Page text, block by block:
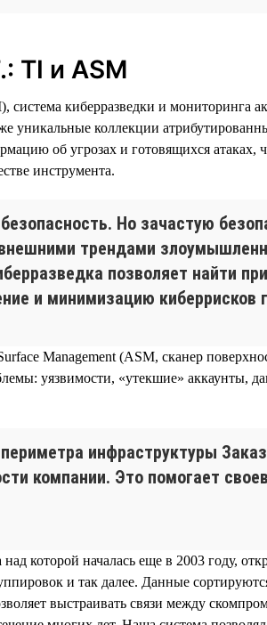
TI и ASM
киберразведки и
уникальные коллекции
об угрозах и готовящихся
инструмента.
Но зачастую
трендами
позволяет найти
и минимизацию киберрисков
Management (ASM, сканер
уязвимости, «утекшие» аккаунты,
инфраструктуры
компании. Это помогает
которой началась еще в 2003 году,
и так далее. Данные
выстраивать связи между